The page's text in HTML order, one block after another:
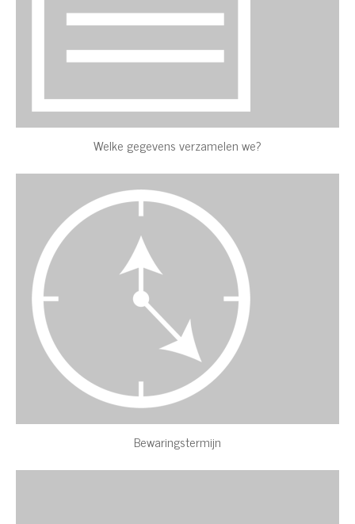
Welke gegevens verzamelen we?
Bewaringstermijn